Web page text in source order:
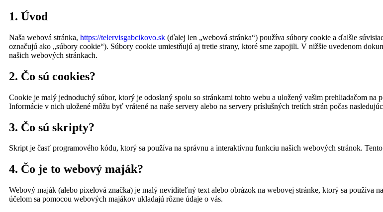
1. Úvod
Naša webová stránka, https://telervisgabcikovo.sk (ďalej len „webová stránka“) používa súbory cookie a ďalšie
označujú ako „súbory cookie“). Súbory cookie umiestňujú aj tretie strany, ktoré sme zapojili. V nižšie uvedenom
našich webových stránkach.
2. Čo sú cookies?
Cookie je malý jednoduchý súbor, ktorý je odoslaný spolu so stránkami tohto webu a uložený vašim prehliadačom na
Informácie v nich uložené môžu byť vrátené na naše servery alebo na servery príslušných tretích strán počas
3. Čo sú skripty?
Skript je časť programového kódu, ktorý sa používa na správnu a interaktívnu funkciu našich webových stránok.
4. Čo je to webový maják?
Webový maják (alebo pixelová značka) je malý neviditeľný text alebo obrázok na webovej stránke, ktorý sa používa
účelom sa pomocou webových majákov ukladajú rôzne údaje o vás.